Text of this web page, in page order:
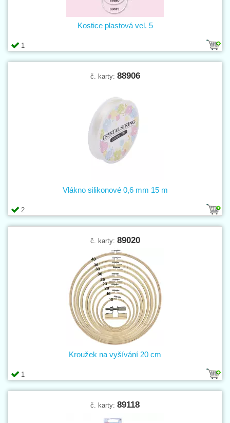
1
Kostice plastová vel. 5
č. karty: 88906
2
Vlákno silikonové 0,6 mm 15 m
č. karty: 89020
1
Kroužek na vyšívání 20 cm
č. karty: 89118